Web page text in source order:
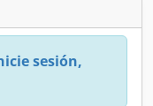
sesión,